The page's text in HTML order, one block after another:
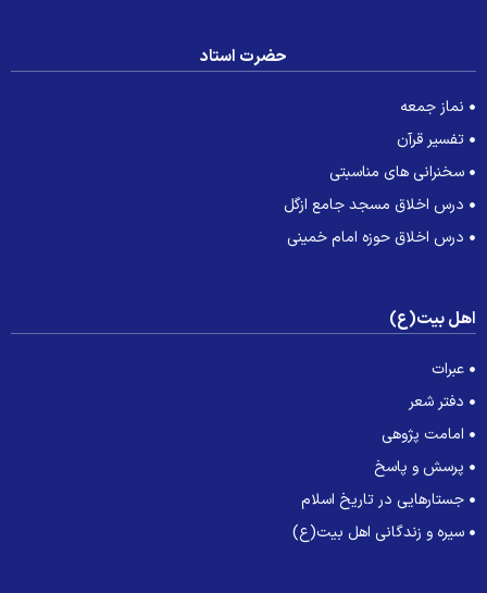
حضرت استاد
نماز جمعه
تفسیر قرآن
سخنرانی های مناسبتی
درس اخلاق مسجد جامع ازگل
درس اخلاق حوزه امام خمینی
بیت(ع)
عبرات
دفتر شعر
امامت پژوهی
پرسش و پاسخ
جستارهایی در تاریخ اسلام
سیره و زندگانی اهل بیت(ع)